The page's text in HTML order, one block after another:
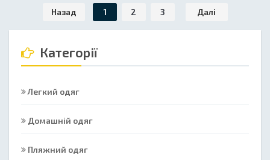
Назад 1 2 3 Далі
Категорії
Легкий одяг
Домашній одяг
Пляжний одяг